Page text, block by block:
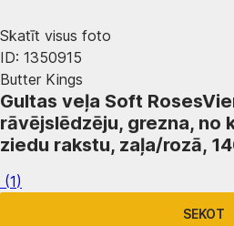
Skatīt visus foto
ID: 1350915
Butter Kings
Gultas veļa Soft Roses
rāvējslēdzēju, grezna, no
ziedu rakstu, zaļa/rozā,
(1)
SEKOT